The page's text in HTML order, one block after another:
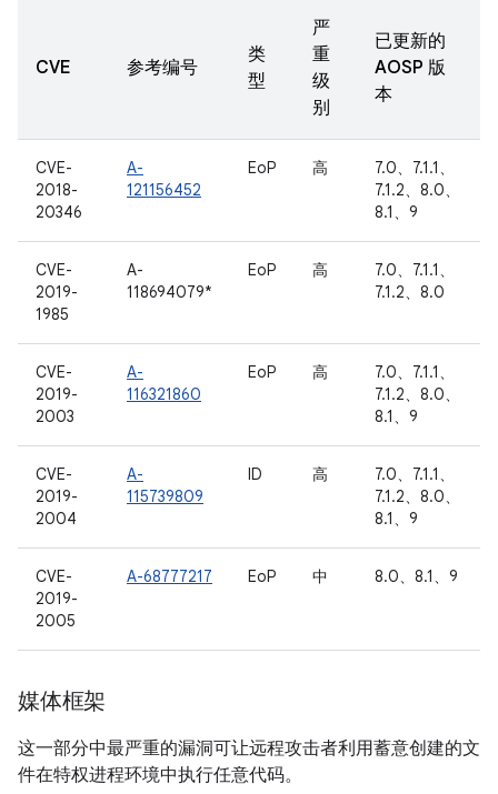
CVE 参考编号
类
型
严
重
级
别
已更新的
AOSP 版
本
CVE-
2018-
20346
A-
121156452
EoP 高
7.0、7.1.1、
7.1.2、8.0、
8.1、9
CVE-
2019-
1985
A-
118694079*
EoP 高
7.0、7.1.1、
7.1.2、8.0
CVE-
2019-
2003
A-
116321860
EoP 高
7.0、7.1.1、
7.1.2、8.0、
8.1、9
CVE-
2019-
2004
A-
115739809
ID 高
7.0、7.1.1、
7.1.2、8.0、
8.1、9
CVE-
2019-
2005
A-68777217 EoP 中 8.0、8.1、9
媒体框架
这一部分中最严重的漏洞可让远程攻击者利用蓄意创建的文
件在特权进程环境中执行任意代码。